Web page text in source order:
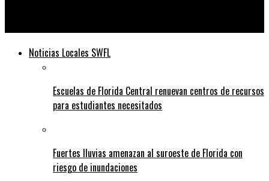
Noticias Locales SWFL
Escuelas de Florida Central renuevan centros de recursos
para estudiantes necesitados
Fuertes lluvias amenazan al suroeste de Florida con
riesgo de inundaciones